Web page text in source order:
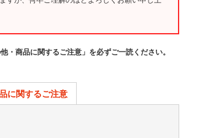
・商品に関するご注意」を必ずご一読ください。
に関するご注意